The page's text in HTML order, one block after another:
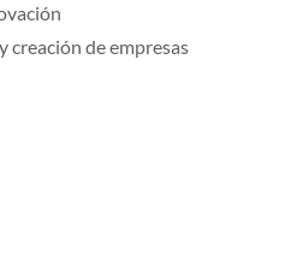
creación de empresas